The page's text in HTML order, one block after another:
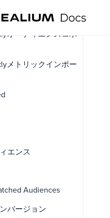
オーディエンスコホ
メトリックインポー
エンス
Audiences
バージョン